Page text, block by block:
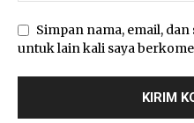
Simpan nama, email,
untuk lain kali saya